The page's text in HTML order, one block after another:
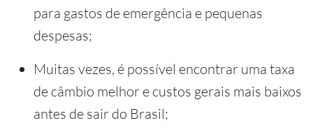
para gastos de emergência e pequenas
despesas;
Muitas vezes, é possível encontrar uma taxa
de câmbio melhor e custos gerais mais baixos
antes de sair do Brasil;